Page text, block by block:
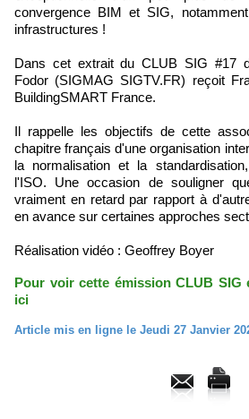
convergence BIM et SIG,
infrastructures !
Dans cet extrait du CLUB SIG #17
Fodor (SIGMAG SIGTV.FR) reçoit
BuildingSMART France.
Il rappelle les objectifs de cette
chapitre français d'une organisation
la normalisation et la
l'ISO. Une occasion de souligner
vraiment en retard par rapport à
en avance sur certaines approches
Réalisation vidéo : Geoffrey Boyer
Pour voir cette émission CLUB SIG en intégralité, cliquez-
ici
Article mis en ligne le Jeudi 27 Janvier